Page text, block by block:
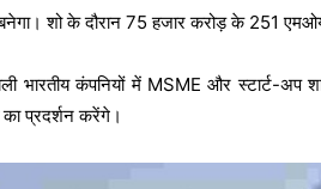
बनेगा। शो के दौरान 75 हजार करोड़ के 251
भारतीय कंपनियों में MSME और स्टार्ट-अप
का प्रदर्शन करेंगे।